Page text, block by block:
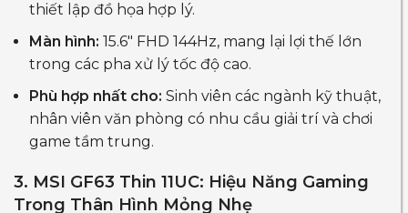
thiết lập đồ họa hợp lý.
Màn hình: 15.6″ FHD 144Hz, mang lại lợi thế lớn
trong các pha xử lý tốc độ cao.
Phù hợp nhất cho: Sinh viên các ngành kỹ thuật,
nhân viên văn phòng có nhu cầu giải trí và chơi
game tầm trung.
3. MSI GF63 Thin 11UC: Hiệu Năng Gaming
Trong Thân Hình Mỏng Nhẹ